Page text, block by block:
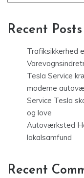
Recent Posts
Trafiksikkerhed
Tesla Service
moderne
Service Tesla
og love
Autoværksted
lokalsamfund
Recent